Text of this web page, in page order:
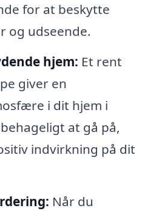
for at beskytte
udseende.
hjem: Et rent
giver en
i dit hjem i
at gå på,
indvirkning på dit
Når du